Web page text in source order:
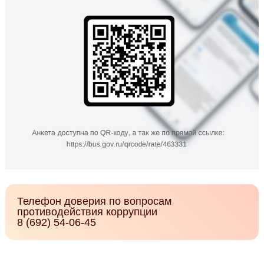
Телефон доверия по вопросам
противодействия коррупции
8 (692) 54-06-45